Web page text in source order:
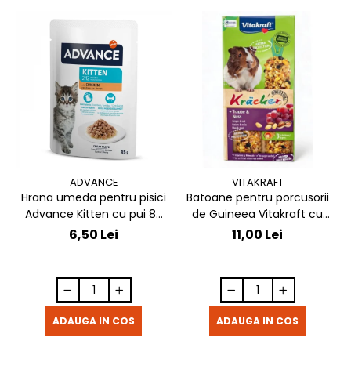
ADVANCE
Hrana umeda pentru pisici
Advance Kitten cu pui 85
gr
6,50 Lei
ADAUGA IN COS
VITAKRAFT
Batoane pentru porcusorii
de Guineea Vitakraft cu
struguri & nuci 2 buc
11,00 Lei
ADAUGA IN COS